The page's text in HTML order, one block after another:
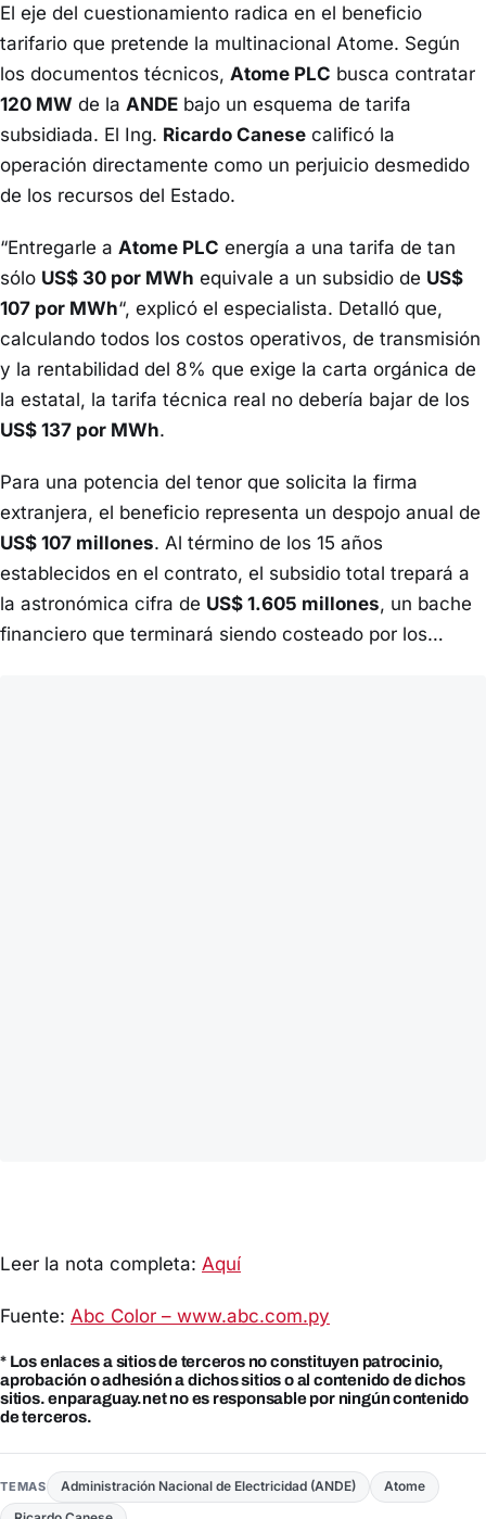
El eje del cuestionamiento radica en el beneficio
tarifario que pretende la multinacional Atome. Según
los documentos técnicos, Atome PLC busca contratar
120 MW de la ANDE bajo un esquema de tarifa
subsidiada. El Ing. Ricardo Canese calificó la
operación directamente como un perjuicio desmedido
de los recursos del Estado.
“Entregarle a Atome PLC energía a una tarifa de tan
sólo US$ 30 por MWh equivale a un subsidio de US$
107 por MWh“, explicó el especialista. Detalló que,
calculando todos los costos operativos, de transmisión
y la rentabilidad del 8% que exige la carta orgánica de
la estatal, la tarifa técnica real no debería bajar de los
US$ 137 por MWh.
Para una potencia del tenor que solicita la firma
extranjera, el beneficio representa un despojo anual de
US$ 107 millones. Al término de los 15 años
establecidos en el contrato, el subsidio total trepará a
la astronómica cifra de US$ 1.605 millones, un bache
financiero que terminará siendo costeado por los…
Leer la nota completa: Aquí
Fuente: Abc Color – www.abc.com.py
* Los enlaces a sitios de terceros no constituyen patrocinio,
aprobación o adhesión a dichos sitios o al contenido de dichos
sitios. enparaguay.net no es responsable por ningún contenido
de terceros.
TEMAS Administración Nacional de Electricidad (ANDE)
Atome